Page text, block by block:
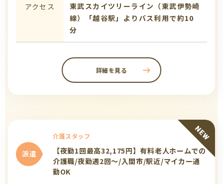
アクセス
東武スカイツリーライン（東武伊勢崎
線）「越谷駅」よりバス利用で約10
分
詳細を見る
派遣
介護スタッフ
【夜勤1回最高32,175円】有料老人ホームでの
介護職/夜勤週2回～/入間市/駅近/マイカー通
勤OK